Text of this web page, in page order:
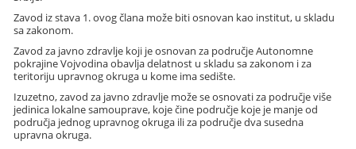
Zavod iz stava 1. ovog člana može biti osnovan kao institut, u skladu
sa zakonom.
Zavod za javno zdravlje koji je osnovan za područje Autonomne
pokrajine Vojvodina obavlja delatnost u skladu sa zakonom i za
teritoriju upravnog okruga u kome ima sedište.
Izuzetno, zavod za javno zdravlje može se osnovati za područje više
jedinica lokalne samouprave, koje čine područje koje je manje od
područja jednog upravnog okruga ili za područje dva susedna
upravna okruga.